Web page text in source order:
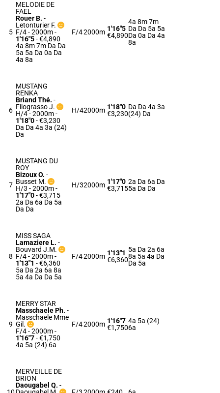
5
MELODIE DE
FAEL
Rouer B. -
Letonturier F.
F/4 - 2000m-
1'16"5- €4,890
4a 8m 7m Da Da
5a 5a Da 0a Da
4a 8a
F/42000m 1'16"5
€4,890
4a 8m 7m
Da Da 5a 5a
Da 0a Da 4a
8a
6
MUSTANG
RENKA
Briand Thé. -
Filograsso J.
H/4 - 2000m-
1'18"0- €3,230
Da Da 4a 3a (24)
Da
H/42000m 1'18"0
€3,230
Da Da 4a 3a
(24) Da
7
MUSTANG DU
ROY
Bizoux O. -
Busset M.
H/3 - 2000m-
1'17"0- €3,715
2a Da 6a Da 5a
Da Da
H/32000m 1'17"0
€3,715
2a Da 6a Da
5a Da Da
8
MISS SAGA
Lamaziere L. -
Bouvard J.M.
F/4 - 2000m-
1'13"1 - €6,360
5a Da 2a 6a 8a
5a 4a Da Da 5a
F/42000m 1'13"1
€6,360
5a Da 2a 6a
8a 5a 4a Da
Da 5a
9
MERRY STAR
Masschaele Ph. -
Masschaele Mme
Gil.
F/4 - 2000m-
1'16"7- €1,750
4a 5a (24) 6a
F/42000m 1'16"7
€1,750
4a 5a (24)
6a
MERVEILLE DE
BRION
Daougabel Q. -